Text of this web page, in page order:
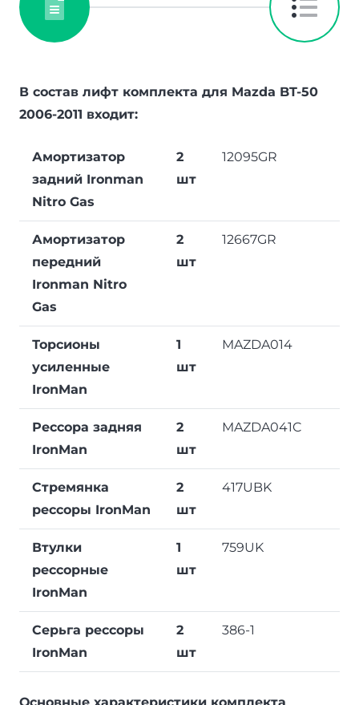
В состав лифт комплекта для Mazda BT-50
2006-2011 входит:
Амортизатор
задний Ironman
Nitro Gas
2
шт
12095GR
Амортизатор
передний
Ironman Nitro
Gas
2
шт
12667GR
Торсионы
усиленные
IronMan
1
шт
MAZDA014
Рессора задняя
IronMan
2
шт
MAZDA041C
Стремянка
рессоры IronMan
2
шт
417UBK
Втулки
рессорные
IronMan
1
шт
759UK
Серьга рессоры
IronMan
2
шт
386-1
Основные характеристики комплекта